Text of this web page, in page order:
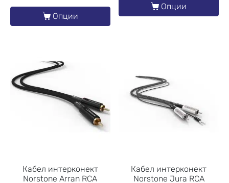
Опции
Опции
Кабел интерконект
Norstone Arran RCA
Кабел интерконект
Norstone Jura RCA